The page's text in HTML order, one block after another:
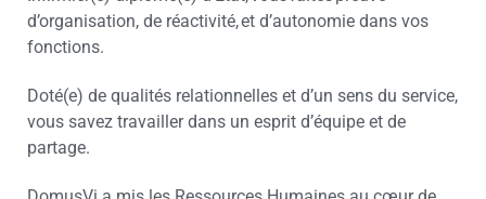
d’organisation, de réactivité, et d’autonomie dans vos
fonctions.
Doté(e) de qualités relationnelles et d’un sens du service,
vous savez travailler dans un esprit d’équipe et de
partage.